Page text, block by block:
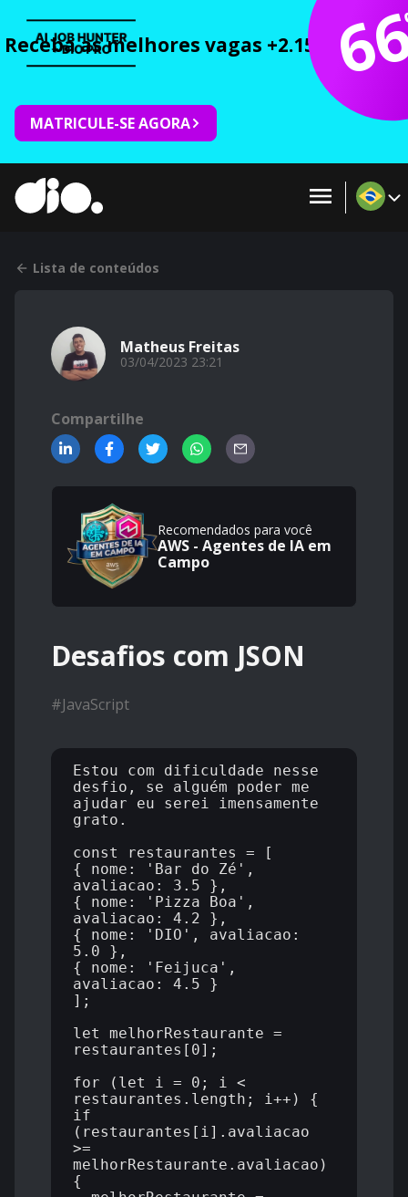
Receba as melhores vagas +2.150 cursos
MATRICULE-SE AGORA
Lista de conteúdos
Matheus Freitas
03/04/2023 23:21
Compartilhe
Recomendados para você
AWS - Agentes de IA em
Campo
Desafios com JSON
#JavaScript
Estou com dificuldade nesse
desfio, se alguém poder me
ajudar eu serei imensamente
grato.
const restaurantes = [
{ nome: 'Bar do Zé',
avaliacao: 3.5 },
{ nome: 'Pizza Boa',
avaliacao: 4.2 },
{ nome: 'DIO', avaliacao:
5.0 },
{ nome: 'Feijuca',
avaliacao: 4.5 }
];
let melhorRestaurante =
restaurantes[0];
for (let i = 0; i <
restaurantes.length; i++) {
if
(restaurantes[i].avaliacao
>=
melhorRestaurante.avaliacao)
{